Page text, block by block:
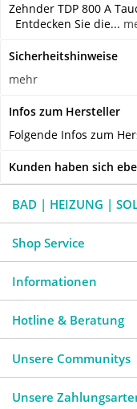
Zehnder TDP 800 A
Entdecken Sie die...
Sicherheitshinweise
mehr
Infos zum Hersteller
Folgende Infos zum
Kunden haben sich
BAD | HEIZUNG |
Shop Service
Informationen
Hotline & Beratung
Unsere Communitys
Unsere